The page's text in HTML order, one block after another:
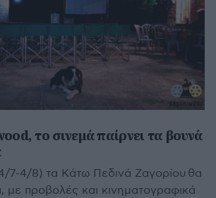
το σινεμά παίρνει τα βουνά
7-4/8) τα Κάτω Πεδινά Ζαγορίου θα
με προβολές και κινηματογραφικά